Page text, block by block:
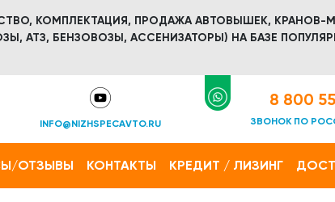
КОМПЛЕКТАЦИЯ, ПРОДАЖА АВТОВЫШЕК, КРАНОВ-
АТЗ, БЕНЗОВОЗЫ, АССЕНИЗАТОРЫ) НА БАЗЕ
INFO@NIZHSPECAVTO.RU
8 800
ЗВОНОК ПО
ОТЗЫВЫ КОНТАКТЫ КРЕДИТ / ЛИЗИНГ